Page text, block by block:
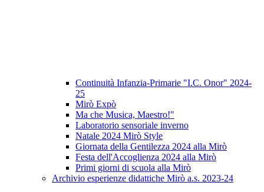
Continuità Infanzia-Primarie "I.C. Onor" 2024-
25
Mirò Expò
Ma che Musica, Maestro!"
Laboratorio sensoriale inverno
Natale 2024 Mirò Style
Giornata della Gentilezza 2024 alla Mirò
Festa dell'Accoglienza 2024 alla Mirò
Primi giorni di scuola alla Mirò
Archivio esperienze didattiche Mirò a.s. 2023-24